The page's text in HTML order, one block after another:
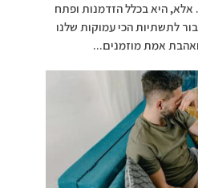
היא בכלל הזדמנות ופתח
לתשתיות הכי עמוקות שלנו
ואהבת אמת מוזמנים...